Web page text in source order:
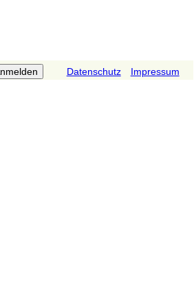
Datenschutz Impressum